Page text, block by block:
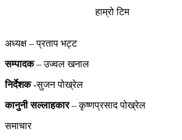
हाम्रो टिम
अध्यक्ष – प्रताप भट्ट
सम्पादक– उज्वल खनाल
निर्देशक-सुजन पोख्रेल
कानुनी सल्लाहकार– कृष्णप्रसाद पोख्रेल
समाचार